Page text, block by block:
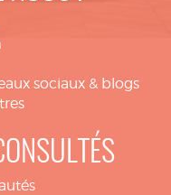
sociaux & blogs